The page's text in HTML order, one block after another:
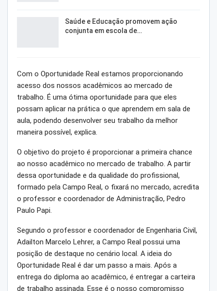
Saúde e Educação promovem ação
conjunta em escola de…
Com o Oportunidade Real estamos proporcionando
acesso dos nossos acadêmicos ao mercado de
trabalho. É uma ótima oportunidade para que eles
possam aplicar na prática o que aprendem em sala de
aula, podendo desenvolver seu trabalho da melhor
maneira possível, explica.
O objetivo do projeto é proporcionar a primeira chance
ao nosso acadêmico no mercado de trabalho. A partir
dessa oportunidade e da qualidade do profissional,
formado pela Campo Real, o fixará no mercado, acredita
o professor e coordenador de Administração, Pedro
Paulo Papi.
Segundo o professor e coordenador de Engenharia Civil,
Adailton Marcelo Lehrer, a Campo Real possui uma
posição de destaque no cenário local. A ideia do
Oportunidade Real é dar um passo a mais. Após a
entrega do diploma ao acadêmico, é entregar a carteira
de trabalho assinada. Esse é o nosso compromisso